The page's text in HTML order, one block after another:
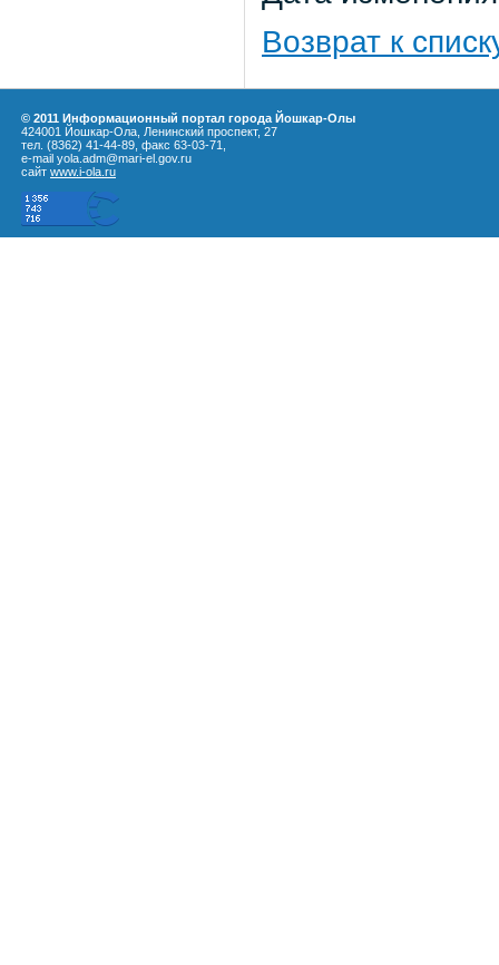
Возврат к
© 2011 Информационный портал города Йошкар-Олы
424001 Йошкар-Ола, Ленинский проспект, 27
тел. (8362) 41-44-89, факс 63-03-71,
e-mail yola.adm@mari-el.gov.ru
сайт www.i-ola.ru